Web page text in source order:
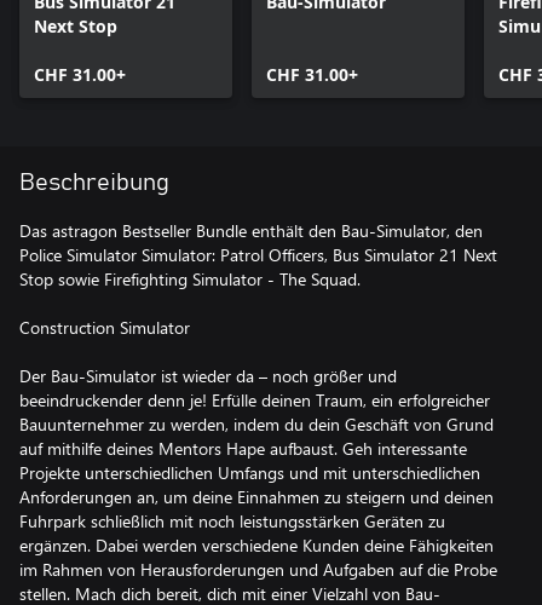
Next Stop
CHF 31.00+ CHF 31.00+
CHF
Beschreibung
Das astragon Bestseller Bundle enthält den Bau-Simulator, den
Police Simulator Simulator: Patrol Officers, Bus Simulator 21 Next
Stop sowie Firefighting Simulator - The Squad.
Construction Simulator
Der Bau-Simulator ist wieder da – noch größer und
beeindruckender denn je! Erfülle deinen Traum, ein erfolgreicher
Bauunternehmer zu werden, indem du dein Geschäft von Grund
auf mithilfe deines Mentors Hape aufbaust. Geh interessante
Projekte unterschiedlichen Umfangs und mit unterschiedlichen
Anforderungen an, um deine Einnahmen zu steigern und deinen
Fuhrpark schließlich mit noch leistungsstärken Geräten zu
ergänzen. Dabei werden verschiedene Kunden deine Fähigkeiten
im Rahmen von Herausforderungen und Aufgaben auf die Probe
stellen. Mach dich bereit, dich mit einer Vielzahl von Bau-